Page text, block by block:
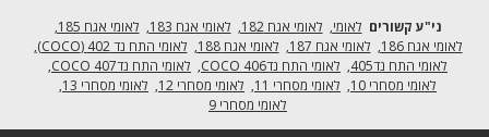
לאומי לאומי אגח 182 לאומי אגח 183
לאומי אגח 185
לאומי אגח 186
לאומי אגח 187 לאומי אגח 188
לאומי התח נד 402 (COCO)
לאומי התח נד405
לאומי התח נד406 COCO
לאומי התח נד407 COCO
לאומי מסחרי 10
לאומי מסחרי 11 לאומי מסחרי 12
לאומי מסחרי 13
לאומי מסחרי 9